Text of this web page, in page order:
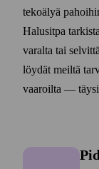
teko­älyä
Halusitpa
varalta tai
löydät meiltä
vaaroilta —